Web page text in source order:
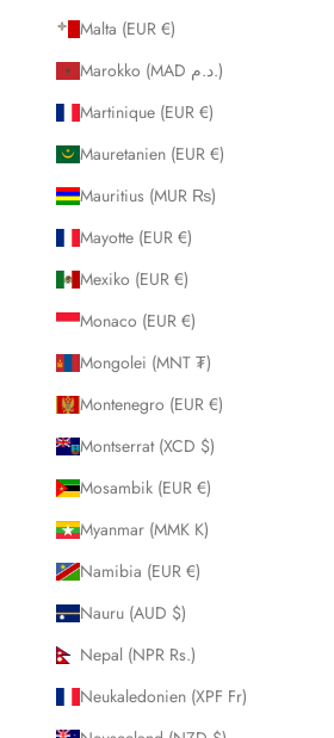
Malta (EUR €)
Marokko (MAD د.م.)
Martinique (EUR €)
Mauretanien (EUR €)
Mauritius (MUR ₨)
Mayotte (EUR €)
Mexiko (EUR €)
Monaco (EUR €)
Mongolei (MNT ₮)
Montenegro (EUR €)
Montserrat (XCD $)
Mosambik (EUR €)
Myanmar (MMK K)
Namibia (EUR €)
Nauru (AUD $)
Nepal (NPR Rs.)
Neukaledonien (XPF Fr)